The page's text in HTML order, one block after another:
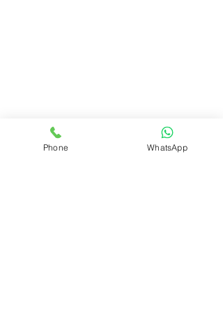
Phone WhatsApp